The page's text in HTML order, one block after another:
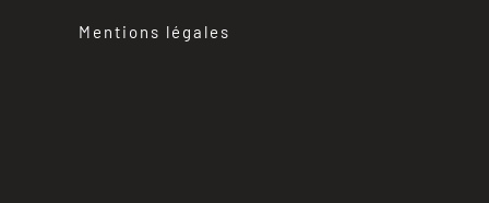
Mentions légales